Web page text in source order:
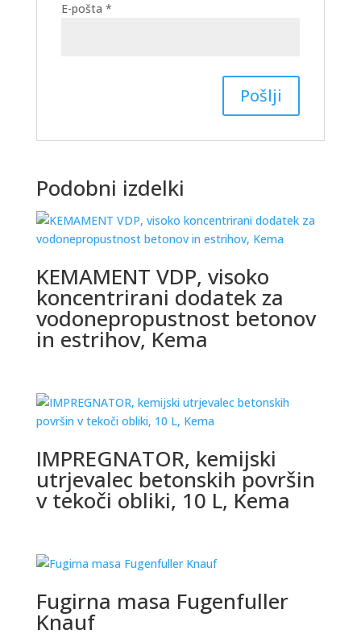
E-pošta *
Podobni izdelki
KEMAMENT VDP, visoko
koncentrirani dodatek za
vodonepropustnost betonov
in estrihov, Kema
IMPREGNATOR, kemijski
utrjevalec betonskih površin
v tekoči obliki, 10 L, Kema
Fugirna masa Fugenfuller
Knauf